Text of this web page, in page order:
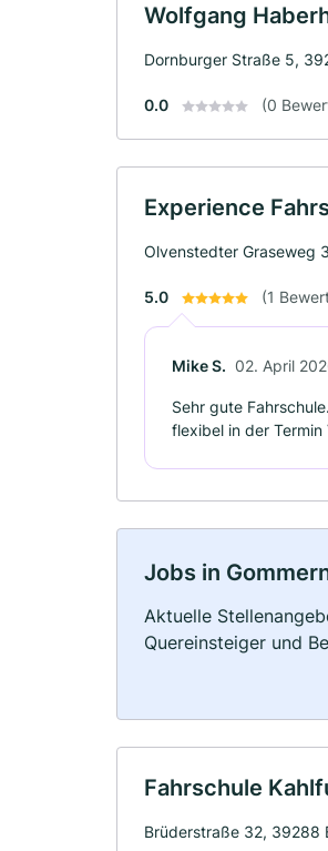
Wolfgang
Dornburger Straße 5,
0.0 (0
Experience
Olvenstedter Graseweg
5.0 (1
Mike S. 02. April
Sehr gute
flexibel in der Termin
Jobs in
Aktuelle
Quereinsteiger und
Fahrschule
Brüderstraße 32, 39288